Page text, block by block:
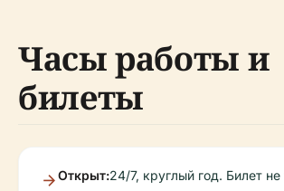
Часы работы и
билеты
Открыт:24/7, круглый год. Билет не